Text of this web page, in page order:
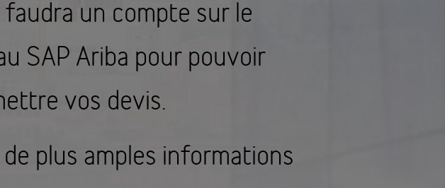
un compte sur le
SAP Ariba pour pouvoir
vos devis.
plus amples informations